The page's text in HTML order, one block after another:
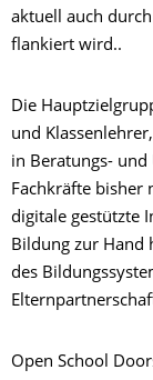
aktuell auch
flankiert wird..
Die
und
in Beratungs- und
Fachkräfte bisher
digitale gestützte
Bildung zur Hand
des
Open School